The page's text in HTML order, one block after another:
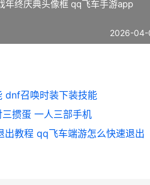
年终庆典头像框 qq飞车手游app
2026-04-
dnf召唤时装下装技能
掼蛋 一人三部手机
出教程 qq飞车端游怎么快速退出